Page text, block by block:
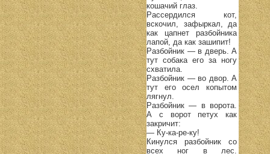
кошачий глаз.
Рассердился кот,
вскочил, зафыркал, да
как цапнет разбойника
лапой, да как зашипит!
Разбойник — в дверь. А
тут собака его за ногу
схватила.
Разбойник — во двор. А
тут его осел копытом
лягнул.
Разбойник — в ворота.
А с ворот петух как
закричит:
— Ку-ка-ре-ку!
Кинулся разбойник со
всех ног в лес.